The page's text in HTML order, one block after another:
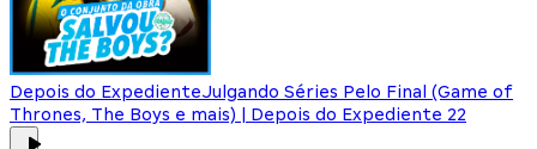
Depois do ExpedienteJulgando Séries Pelo Final (Game of
Thrones, The Boys e mais) | Depois do Expediente 22